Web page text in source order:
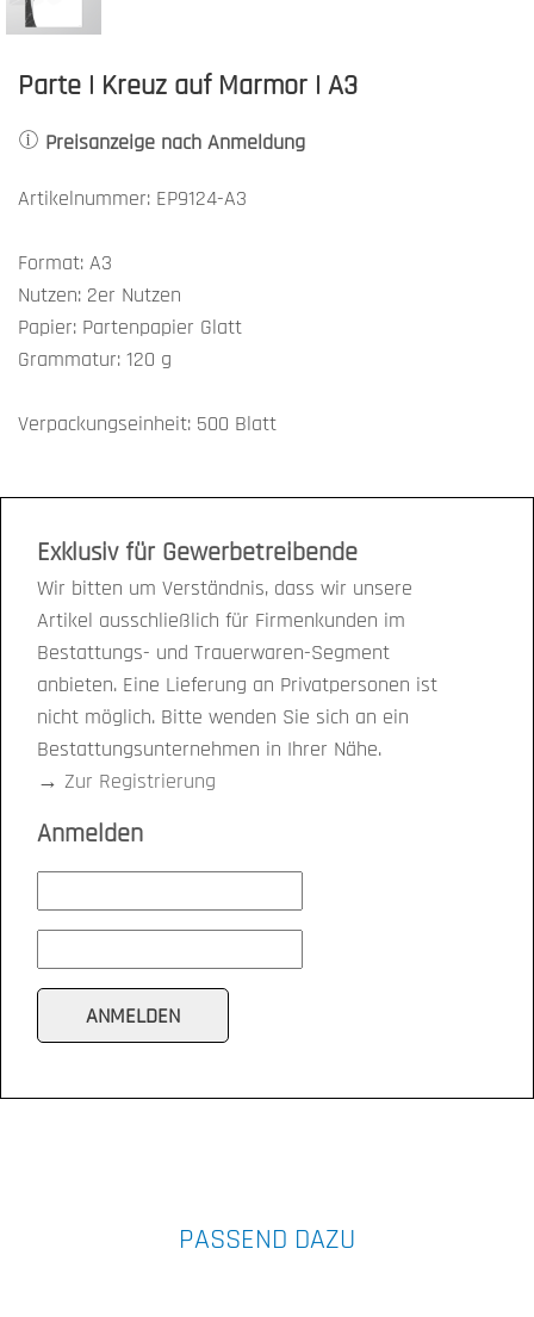
Parte | Kreuz auf Marmor | A3
Preisanzeige nach Anmeldung
Artikelnummer: EP9124-A3
Format: A3
Nutzen: 2er Nutzen
Papier: Partenpapier Glatt
Grammatur: 120 g
Verpackungseinheit: 500 Blatt
Exklusiv für Gewerbetreibende
Wir bitten um Verständnis, dass wir unsere
Artikel ausschließlich für Firmenkunden im
Bestattungs- und Trauerwaren-Segment
anbieten. Eine Lieferung an Privatpersonen ist
nicht möglich. Bitte wenden Sie sich an ein
Bestattungsunternehmen in Ihrer Nähe.
→ Zur Registrierung
Anmelden
PASSEND DAZU